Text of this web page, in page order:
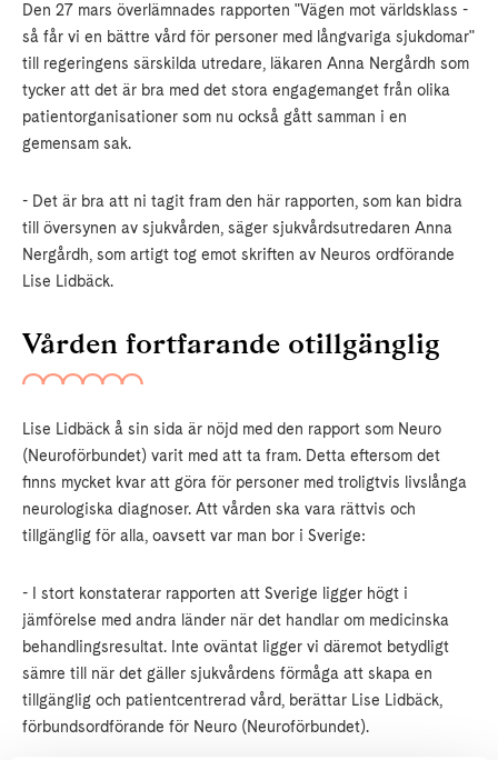
Den 27 mars överlämnades rapporten "Vägen mot världsklass -
så får vi en bättre vård för personer med långvariga sjukdomar"
till regeringens särskilda utredare, läkaren Anna Nergårdh som
tycker att det är bra med det stora engagemanget från olika
patientorganisationer som nu också gått samman i en
gemensam sak.
- Det är bra att ni tagit fram den här rapporten, som kan bidra
till översynen av sjukvården, säger sjukvårdsutredaren Anna
Nergårdh, som artigt tog emot skriften av Neuros ordförande
Lise Lidbäck.
Vården fortfarande otillgänglig
Lise Lidbäck å sin sida är nöjd med den rapport som Neuro
(Neuroförbundet) varit med att ta fram. Detta eftersom det
finns mycket kvar att göra för personer med troligtvis livslånga
neurologiska diagnoser. Att vården ska vara rättvis och
tillgänglig för alla, oavsett var man bor i Sverige:
- I stort konstaterar rapporten att Sverige ligger högt i
jämförelse med andra länder när det handlar om medicinska
behandlingsresultat. Inte oväntat ligger vi däremot betydligt
sämre till när det gäller sjukvårdens förmåga att skapa en
tillgänglig och patientcentrerad vård, berättar Lise Lidbäck,
förbundsordförande för Neuro (Neuroförbundet).